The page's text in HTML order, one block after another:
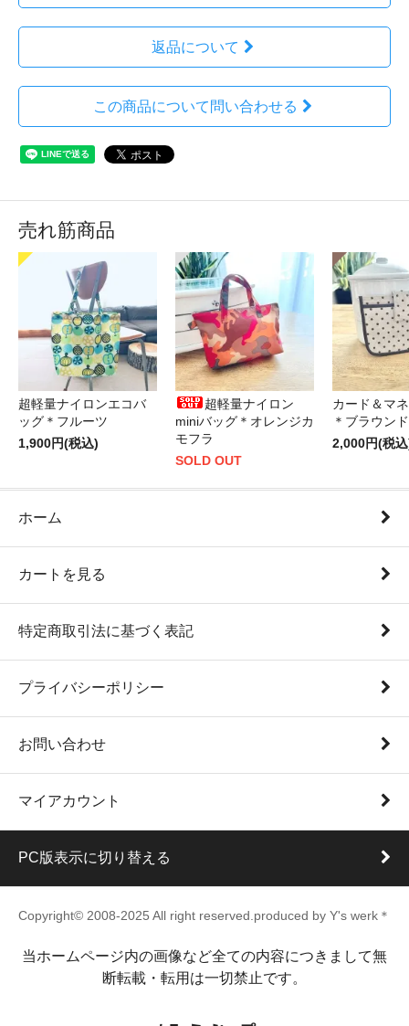
返品について
この商品について問い合わせる
売れ筋商品
超軽量ナイロンエコバ
ッグ＊フルーツ
1,900円(税込)
超軽量ナイロン
miniバッグ＊オレンジカ
モフラ
SOLD OUT
カード＆マ
＊ブラウン
2,000円(税
ホーム
カートを見る
特定商取引法に基づく表記
プライバシーポリシー
お問い合わせ
マイアカウント
PC版表示に切り替える
Copyright© 2008-2025 All right reserved.produced by Y's werk＊
当ホームページ内の画像など全ての内容につきまして無
断転載・転用は一切禁止です。